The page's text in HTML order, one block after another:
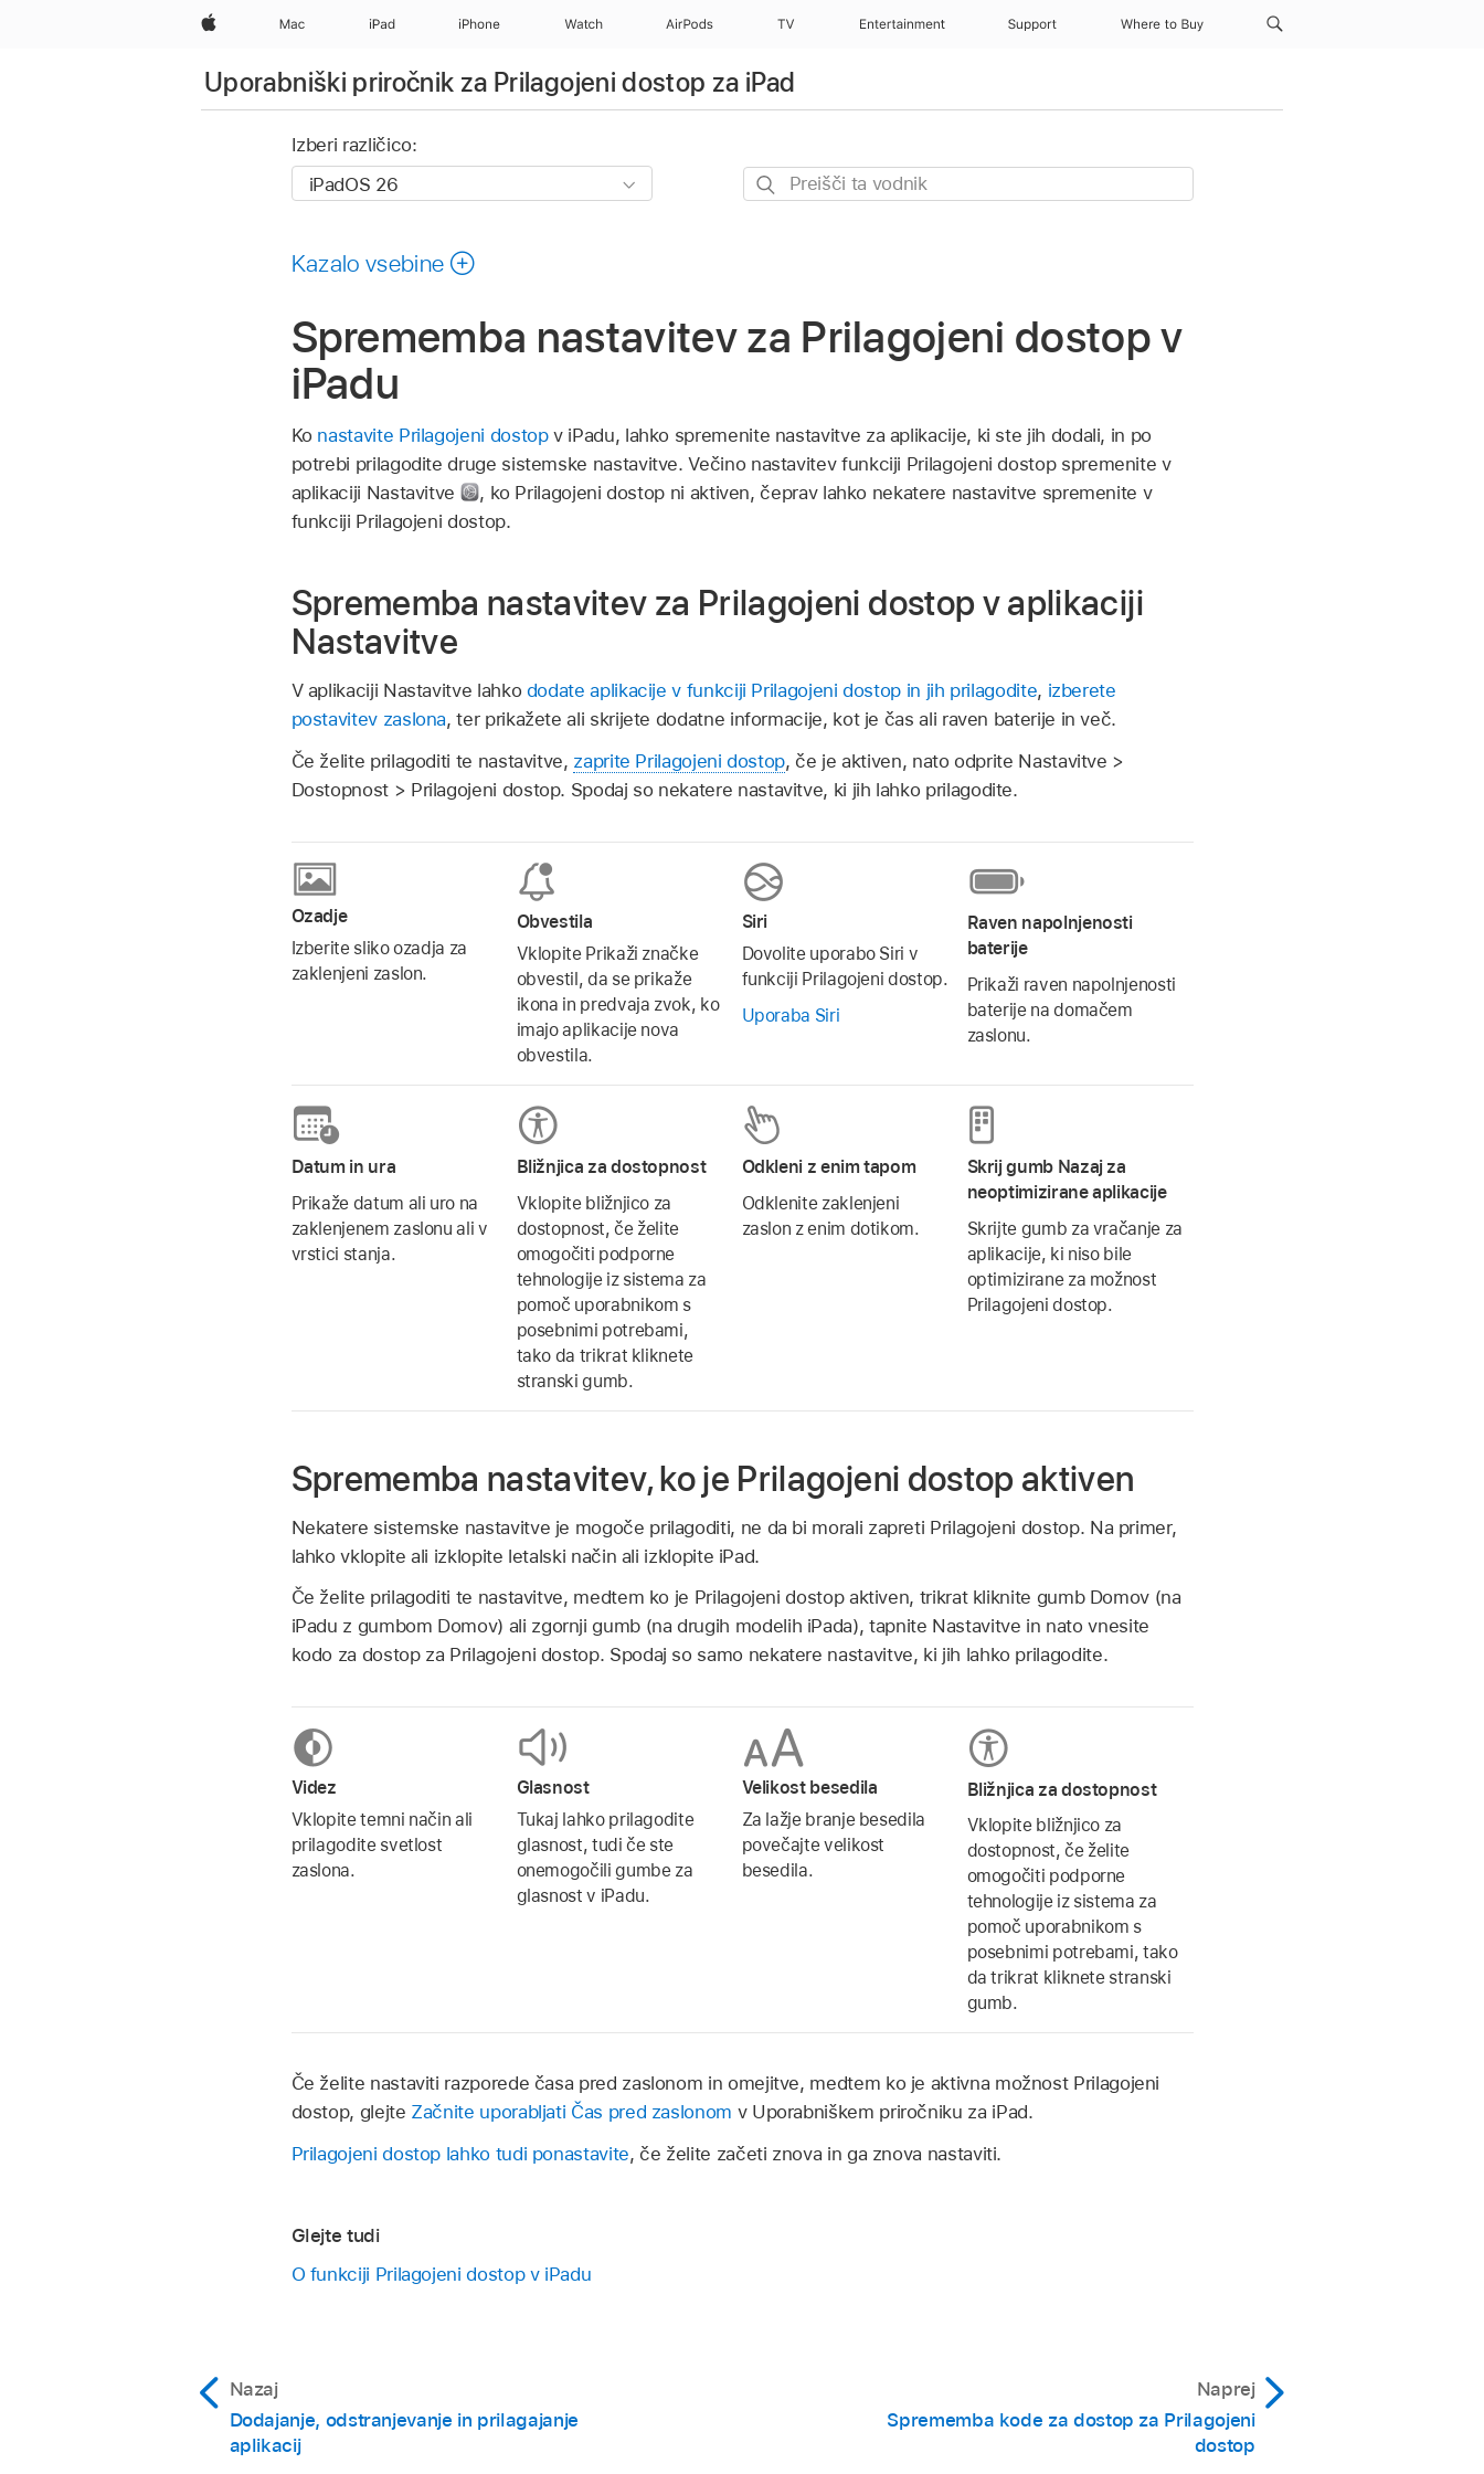
Apple Mac iPad iPhone Watch AirPods TV Entertainment Support Where to Buy
Uporabniški priročnik za Prilagojeni dostop za iPad
Izberi različico:
Preišči
Kazalo vsebine
Sprememba nastavitev za Prilagojeni dostop v
iPadu
Ko nastavite Prilagojeni dostopv iPadu, lahko spremenite nastavitve za aplikacije, ki ste jih dodali, in po
potrebi prilagodite druge sistemske nastavitve. Večino nastavitev funkciji Prilagojeni dostop spremenite v
aplikaciji Nastavitve
, ko Prilagojeni dostop ni aktiven, čeprav lahko nekatere nastavitve spremenite v
funkciji Prilagojeni dostop.
Sprememba nastavitev za Prilagojeni dostop v aplikaciji
Nastavitve
V aplikaciji Nastavitve lahko dodate aplikacije v funkciji Prilagojeni dostop in jih prilagodite, izberete
postavitev zaslona, ter prikažete ali skrijete dodatne informacije, kot je čas ali raven baterije in več.
Če želite prilagoditi te nastavitve, zaprite Prilagojeni dostop, če je aktiven, nato odprite Nastavitve >
Dostopnost > Prilagojeni dostop. Spodaj so nekatere nastavitve, ki jih lahko prilagodite.
Ozadje
Izberite sliko ozadja za
zaklenjeni zaslon.
Obvestila
Vklopite Prikaži značke
obvestil, da se prikaže
ikona in predvaja zvok, ko
imajo aplikacije nova
obvestila.
Siri
Dovolite uporabo Siri v
funkciji Prilagojeni dostop.
Uporaba Siri
Raven napolnjenosti
baterije
Prikaži raven napolnjenosti
baterije na domačem
zaslonu.
Datum in ura
Prikaže datum ali uro na
zaklenjenem zaslonu ali v
vrstici stanja.
Bližnjica za dostopnost
Vklopite bližnjico za
dostopnost, če želite
omogočiti podporne
tehnologije iz sistema za
pomoč uporabnikom s
posebnimi potrebami,
tako da trikrat kliknete
stranski gumb.
Odkleni z enim tapom
Odklenite zaklenjeni
zaslon z enim dotikom.
Skrij gumb Nazaj za
neoptimizirane aplikacije
Skrijte gumb za vračanje za
aplikacije, ki niso bile
optimizirane za možnost
Prilagojeni dostop.
Sprememba nastavitev, ko je Prilagojeni dostop aktiven
Nekatere sistemske nastavitve je mogoče prilagoditi, ne da bi morali zapreti Prilagojeni dostop. Na primer,
lahko vklopite ali izklopite letalski način ali izklopite iPad.
Če želite prilagoditi te nastavitve, medtem ko je Prilagojeni dostop aktiven, trikrat kliknite gumb Domov (na
iPadu z gumbom Domov) ali zgornji gumb (na drugih modelih iPada), tapnite Nastavitve in nato vnesite
kodo za dostop za Prilagojeni dostop. Spodaj so samo nekatere nastavitve, ki jih lahko prilagodite.
Videz
Vklopite temni način ali
prilagodite svetlost
zaslona.
Glasnost
Tukaj lahko prilagodite
glasnost, tudi če ste
onemogočili gumbe za
glasnost v iPadu.
Velikost besedila
Za lažje branje besedila
povečajte velikost
besedila.
Bližnjica za dostopnost
Vklopite bližnjico za
dostopnost, če želite
omogočiti podporne
tehnologije iz sistema za
pomoč uporabnikom s
posebnimi potrebami, tako
da trikrat kliknete stranski
gumb.
Če želite nastaviti razporede časa pred zaslonom in omejitve, medtem ko je aktivna možnost Prilagojeni
dostop, glejte Začnite uporabljati Čas pred zaslonom v Uporabniškem priročniku za iPad.
Prilagojeni dostop lahko tudi ponastavite, če želite začeti znova in ga znova nastaviti.
Glejte tudi
O funkciji Prilagojeni dostop v iPadu
Nazaj
Dodajanje, odstranjevanje in prilagajanje
aplikacij
Naprej
Sprememba kode za dostop za Prilagojeni
dostop